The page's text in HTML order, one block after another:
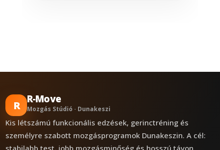
R R-Move
Mozgás Stúdió · Dunakeszi
Kis létszámú funkcionális edzések, gerinctréning és
személyre szabott mozgásprogramok Dunakeszin. A cél:
stabilabb test, jobb mozgásminőség és hosszú távon